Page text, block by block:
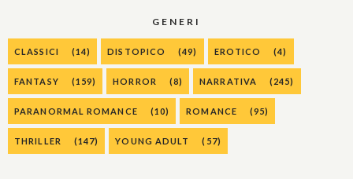
GENERI
CLASSICI (14) DISTOPICO (49) EROTICO (4)
FANTASY (159) HORROR (8) NARRATIVA (245)
PARANORMAL ROMANCE (10) ROMANCE (95)
THRILLER (147) YOUNG ADULT (57)